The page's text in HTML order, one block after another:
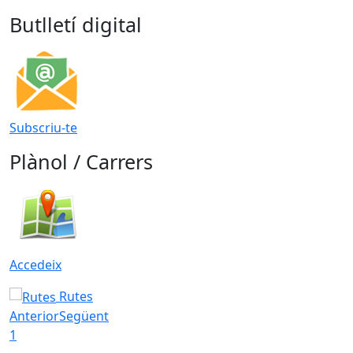
Butlletí digital
Subscriu-te
Plànol / Carrers
Accedeix
Rutes
AnteriorSegüent
1